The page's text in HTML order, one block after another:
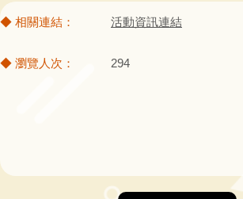
活動資訊連結
294